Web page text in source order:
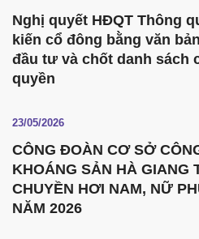
Nghị quyết HĐQT Thông
kiến cổ đông bằng văn
đầu tư và chốt danh sách
quyền
23/05/2026
CÔNG ĐOÀN CƠ SỞ
KHOÁNG SẢN HÀ GIANG
CHUYỀN HƠI NAM, NỮ
NĂM 2026